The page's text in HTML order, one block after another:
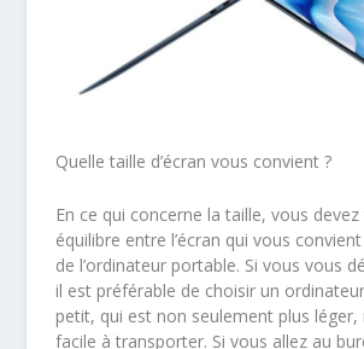
Quelle taille d’écran vous convient ?
En ce qui concerne la taille, vous
équilibre entre l’écran qui vous
de l’ordinateur portable. Si vous vous
il est préférable de choisir un
petit, qui est non seulement plus léger,
facile à transporter. Si vous allez au